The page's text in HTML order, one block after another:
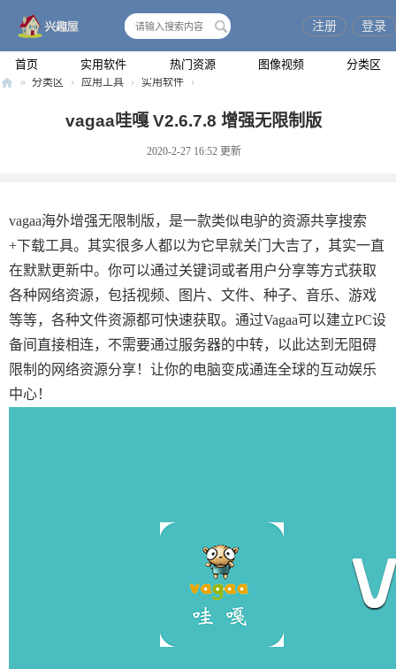
首页 实用软件 热门资源 图像视频 分类区
注册 登录
» 分类区 › 应用工具 › 实用软件 ›
vagaa哇嘎 V2.6.7.8 增强无限制版
2020-2-27 16:52 更新
vagaa海外增强无限制版，是一款类似电驴的资源共享搜索
+下载工具。其实很多人都以为它早就关门大吉了，其实一直
在默默更新中。你可以通过关键词或者用户分享等方式获取
各种网络资源，包括视频、图片、文件、种子、音乐、游戏
等等，各种文件资源都可快速获取。通过Vagaa可以建立PC设
备间直接相连，不需要通过服务器的中转，以此达到无阻碍
限制的网络资源分享！让你的电脑变成通连全球的互动娱乐
中心！